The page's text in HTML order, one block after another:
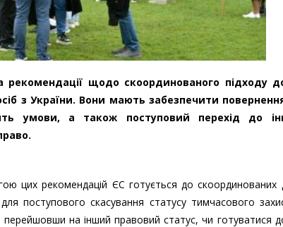
рекомендації щодо скоординованого підходу
з України. Вони мають забезпечити
умови, а також поступовий перехід до
цих рекомендацій ЄС готується до скоординованих
поступового скасування статусу тимчасового
на інший правовий статус, чи готуватися